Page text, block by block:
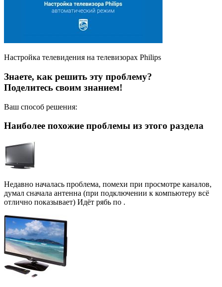
Настройка телевидения на телевизорах Philips
Знаете, как решить эту проблему?
Поделитесь своим знанием!
Ваш способ решения:
Наиболее похожие проблемы из этого раздела
Недавно началась проблема, помехи при просмотре каналов,
думал сначала антенна (при подключении к компьютеру всё
отлично показывает) Идёт рябь по .